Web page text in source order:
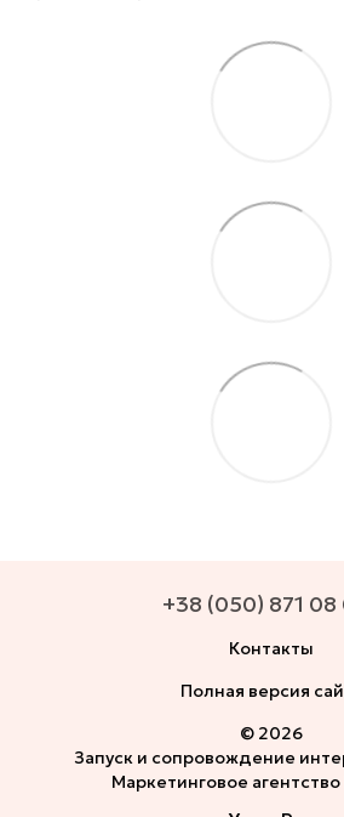
+38 (050) 871 08
Контакты
Полная версия
© 2026
Запуск и сопровождение
Маркетинговое